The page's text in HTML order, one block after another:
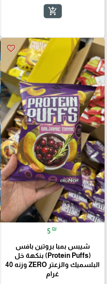
add_shopping_cart
favorite_border
5 ₪
شيبس بمبا بروتين بافس
(Protein Puffs) بنكهة خل
البلسميك والزعتر ZERO وزنه 40
غرام